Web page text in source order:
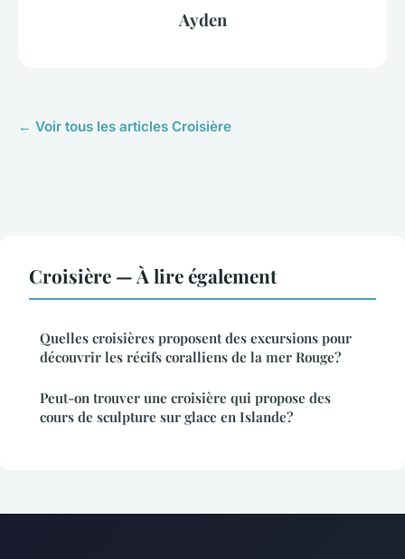
Ayden
← Voir tous les articles Croisière
Croisière — À lire également
Quelles croisières proposent des excursions pour
découvrir les récifs coralliens de la mer Rouge?
Peut-on trouver une croisière qui propose des
cours de sculpture sur glace en Islande?